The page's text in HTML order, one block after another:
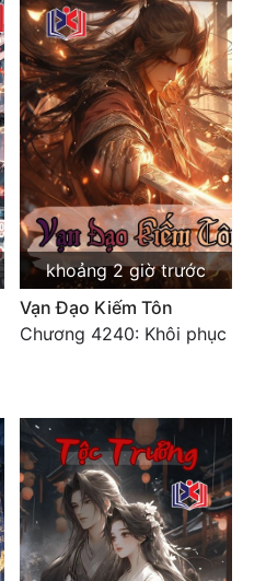
khoảng 2 giờ trước
Vạn Đạo Kiếm Tôn
Chương 4240: Khôi phục